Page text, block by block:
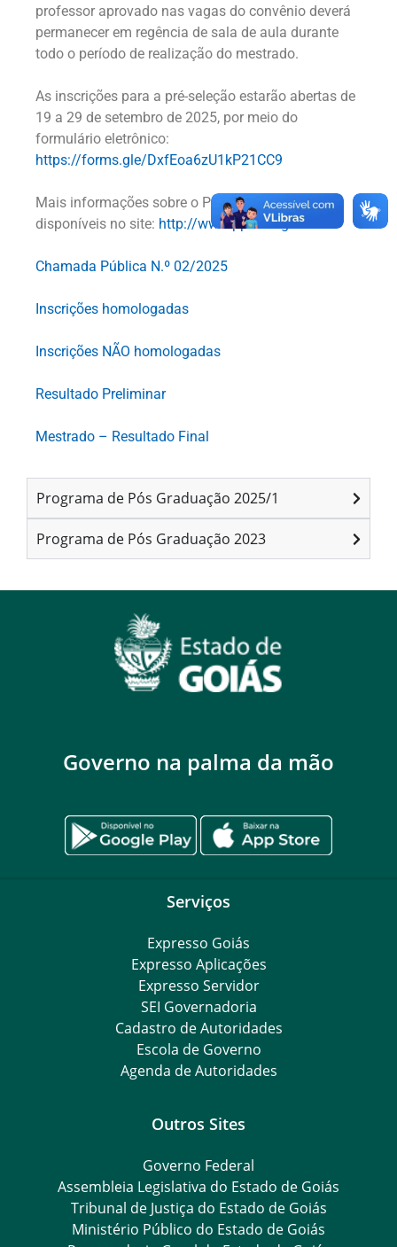
professor aprovado nas vagas do convênio deverá
permanecer em regência de sala de aula durante
todo o período de realização do mestrado.
As inscrições para a pré-seleção estarão abertas de
19 a 29 de setembro de 2025, por meio do
formulário eletrônico:
https://forms.gle/DxfEoa6zU1kP21CC9
Mais informações sobre o Programa PPEC estão
disponíveis no site: http://www.ppec.ueg.br
Chamada Pública N.º 02/2025
Inscrições homologadas
Inscrições NÃO homologadas
Resultado Preliminar
Mestrado – Resultado Final
Programa de Pós Graduação 2025/1
Programa de Pós Graduação 2023
Governo na palma da mão
Serviços
Expresso Goiás
Expresso Aplicações
Expresso Servidor
SEI Governadoria
Cadastro de Autoridades
Escola de Governo
Agenda de Autoridades
Outros Sites
Governo Federal
Assembleia Legislativa do Estado de Goiás
Tribunal de Justiça do Estado de Goiás
Ministério Público do Estado de Goiás